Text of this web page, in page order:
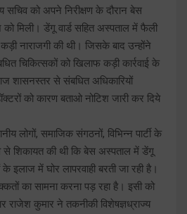
सचिव को अपने निरीक्षण के दौरान बेस
मिली। डेंगू वार्ड सहित अस्पताल में फैली
नाराजगी की थी। जिसके बाद उन्होंने
चिकित्सकों को खिलाफ कड़ी कार्रवाई के
शासनस्तर से संबधित अधिकारियों
को कारण बताओ नोटिश जारी कर दिये
लोगों, समाजिक संगठनों, विभिन्न पार्टी के
से शिकायत की थी कि बेस अस्पताल में डेंगू
इलाज में घोर लापरवाही बरती जा रही है।
का सामना करना पड़ रहा है। इसी को
राजेश कुमार ने तकनीकी विशेषज्ञध्राज्य